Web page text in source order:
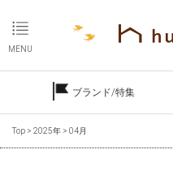
MENU
ブランド/特集
Top > 2025年 > 04月